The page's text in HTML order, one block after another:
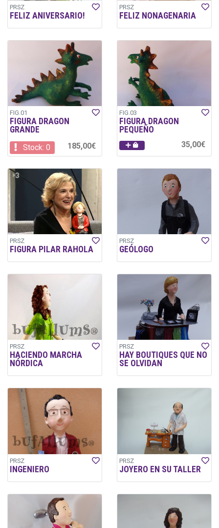
PRSZ
FELIZ ANIVERSARIO!
PRSZ
FELIZ NONAGENARIA
FIG.01
FIGURA DRAGON
GRANDE
Stock: 0 185,00€
FIG.03
FIGURA DRAGON
PEQUEÑO
35,00€
PRSZ
FIGURA PILAR RAHOLA
PRSZ
GEÓLOGO
PRSZ
HACIENDO MARCHA
NÓRDICA
PRSZ
HAY BOUTIQUES QUE NO
SE OLVIDAN
PRSZ
INGENIERO
PRSZ
JOYERO EN SU TALLER